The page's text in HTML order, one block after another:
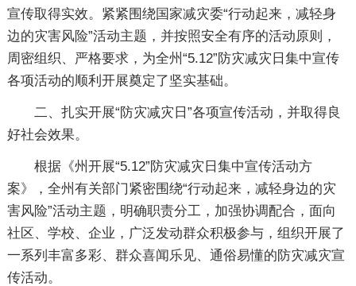
宣传取得实效。紧紧围绕国家减灾委“行动起来，减轻身
边的灾害风险”活动主题，并按照安全有序的活动原则，
周密组织、严格要求，为全州“5.12”防灾减灾日集中宣传
各项活动的顺利开展奠定了坚实基础。
二、扎实开展“防灾减灾日”各项宣传活动，并取得良
好社会效果。
根据《州开展“5.12”防灾减灾日集中宣传活动方
案》，全州有关部门紧密围绕“行动起来，减轻身边的灾
害风险”活动主题，明确职责分工，加强协调配合，面向
社区、学校、企业，广泛发动群众积极参与，组织开展了
一系列丰富多彩、群众喜闻乐见、通俗易懂的防灾减灾宣
传活动。